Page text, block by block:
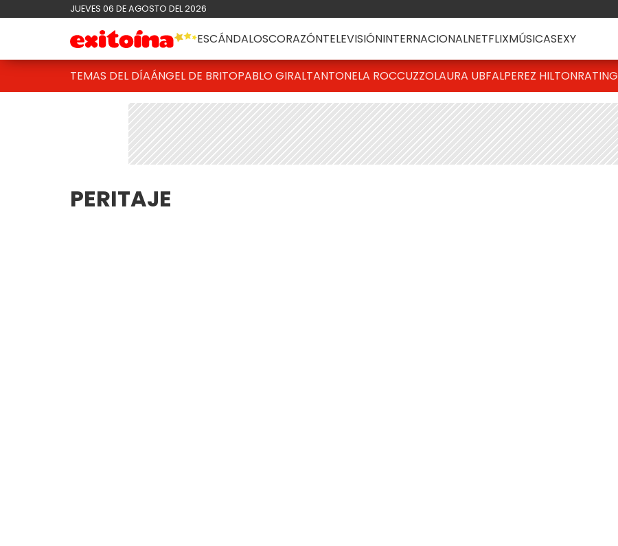
JUEVES 06 DE AGOSTO DEL 2026
ESCÁNDALOSCORAZÓNTELEVISIÓNINTERNACIONALNETFLIXMÚSICASEXY
TEMAS DEL DÍAÁNGEL DE BRITOPABLO GIRALTANTONELA ROCCUZZOLAURA UBFALPEREZ HILTONRATING
PERITAJE